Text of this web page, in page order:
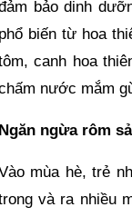
bảo dinh
biến từ hoa
canh hoa
nước mắm
ngừa rôm
mùa hè, trẻ
và ra nhiều